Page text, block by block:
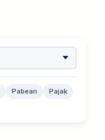
Pabean
Pajak